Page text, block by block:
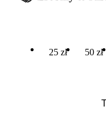
25 zł 50 zł